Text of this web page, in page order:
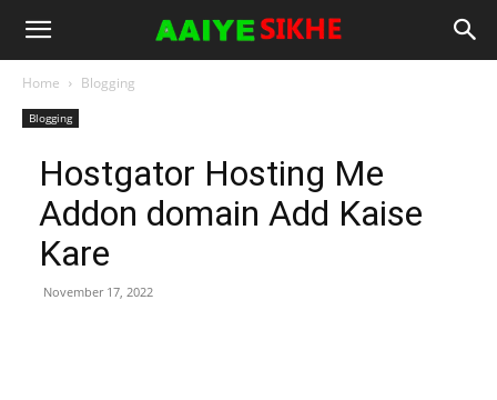
Home Blogging
Blogging
Hostgator Hosting Me
Addon domain Add Kaise
Kare
November 17, 2022